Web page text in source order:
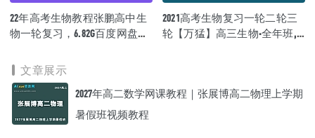
│ │ └─ 18.6【技巧拔高】光合作用液滴移动问题.mp4
│ ├─ 19.【有丝分裂】
│ │ ├─ 19.1【核心知识】细胞周期.mp4
│ │ ├─ 19.3【拔高技巧】有丝分裂曲线变化.mp4
│ │ └─ 19.4【核心知识】无丝分裂.mp4
│ ├─ 20.【细胞的分化】
│ │ └─ 20.【核心知识】细胞的分化.mp4
│ ├─ 21.【细胞的衰老于凋亡】
22年高考生物教程张鹏高中生
物一轮复习，6.82G百度网盘资
2021高考生物复习一轮二轮三
轮【万猛】高三生物·全年班,
文章展示
2027年高二数学网课教程｜张展博高二物理上学期
暑假班视频教程